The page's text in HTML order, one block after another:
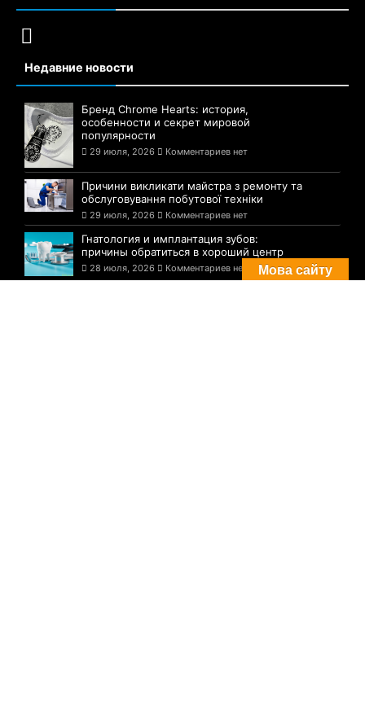
Недавние новости
Бренд Chrome Hearts: история,
особенности и секрет мировой
популярности
29 июля, 2026 Комментариев нет
Причини викликати майстра з ремонту та
обслуговування побутової техніки
29 июля, 2026 Комментариев нет
Гнатология и имплантация зубов:
причины обратиться в хороший центр
28 июля, 2026 Комментариев нет Мова сайту